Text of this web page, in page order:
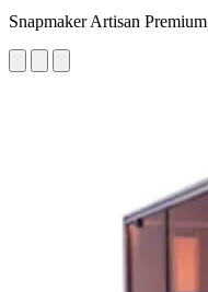
Snapmaker Artisan Premium